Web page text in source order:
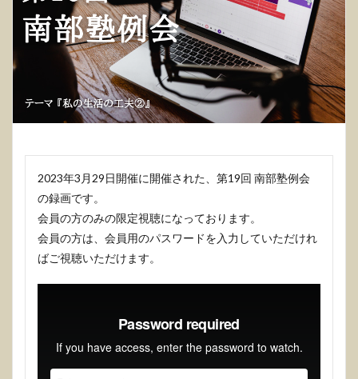
2023年3月29日開催に開催された、第19回 南部塾例会
の録画です。
会員の方のみの限定視聴になっております。
会員の方は、会員用のパスワードを入力していただけれ
ばご視聴いただけます。